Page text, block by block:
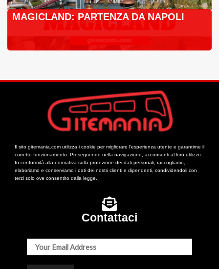
MAGICLAND: PARTENZA DA NAPOLI
Il sito gitemania.com utilizza i cookie per migliorare l’esperienza utente e garantirne il
corretto funzionamento. Proseguendo nella navigazione, acconsenti al loro utilizzo.
In conformità alla normativa sulla protezione dei dati personali, raccogliamo,
elaboriamo e conserviamo i dati dei nostri clienti e dipendenti, condividendoli con
terzi solo ove consentito dalla legge.
Contattaci